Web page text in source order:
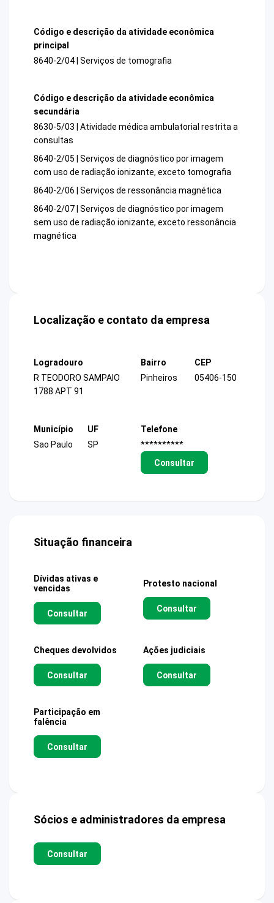
Código e descrição da atividade econômica
principal
8640-2/04 | Serviços de tomografia
Código e descrição da atividade econômica
secundária
8630-5/03 | Atividade médica ambulatorial restrita a
consultas
8640-2/05 | Serviços de diagnóstico por imagem
com uso de radiação ionizante, exceto tomografia
8640-2/06 | Serviços de ressonância magnética
8640-2/07 | Serviços de diagnóstico por imagem
sem uso de radiação ionizante, exceto ressonância
magnética
Localização e contato da empresa
Logradouro
R TEODORO SAMPAIO
1788 APT 91
Bairro
Pinheiros
CEP
05406-150
Município
Sao Paulo
UF
SP
Telefone
**********
Consultar
Situação financeira
Dívidas ativas e
vencidas
Consultar
Protesto nacional
Consultar
Cheques devolvidos
Consultar
Ações judiciais
Consultar
Participação em
falência
Consultar
Sócios e administradores da empresa
Consultar